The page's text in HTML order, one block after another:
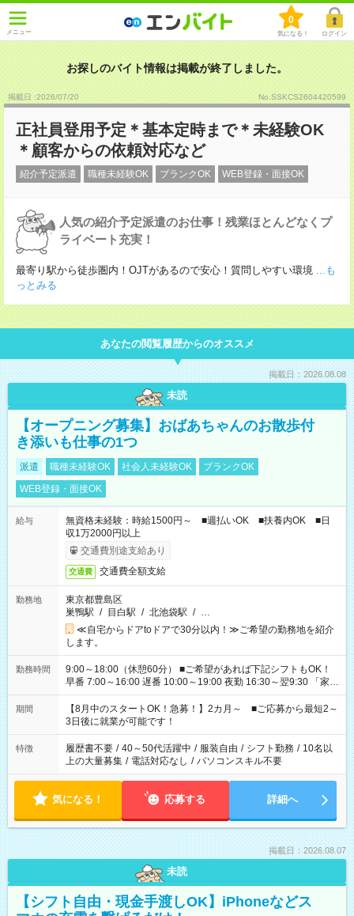
メニュー
0
気になる！ ログイン
お探しのバイト情報は掲載が終了しました。
掲載日 :2026/07/20 No.SSKCS2604420599
正社員登用予定＊基本定時まで＊未経験OK
＊顧客からの依頼対応など
紹介予定派遣 職種未経験OK ブランクOK WEB登録・面接OK
人気の紹介予定派遣のお仕事！残業ほとんどなくプ
ライベート充実！
最寄り駅から徒歩圏内！OJTがあるので安心！質問しやすい環境 ...も
っとみる
あなたの閲覧履歴からのオススメ
掲載日：2026.08.08
未読
【オープニング募集】おばあちゃんのお散歩付
き添いも仕事の1つ
派遣 職種未経験OK 社会人未経験OK
ブランクOK
WEB登録・面接OK
給与
無資格未経験：時給1500円～ ■週払いOK ■扶養内OK ■日
収1万2000円以上
交通費別途支給あり
交通費 交通費全額支給
勤務地
東京都豊島区
巣鴨駅 / 目白駅 / 北池袋駅 / …
≪自宅からドアtoドアで30分以内！≫ご希望の勤務地を紹介
します。
勤務時間
9:00～18:00（休憩60分） ■ご希望があれば下記シフトもOK！
早番 7:00～16:00 遅番 10:00～19:00 夜勤 16:30～翌9:30 「家族
と休みを合わせたい」 「余裕を持って夕飯の準備がしたい」
「できれば残業はしたくない」 など、ご希望を教えてください
ね。 ※Wワーク希望の方へ 今ご覧のお仕事で希望する勤務時間
と、もう1つのお仕事の勤務時間。 合計で週40時間を超える場
合は応募できません。
期間
【8月中のスタートOK！急募！】2カ月～ ■ご応募から最短2～
3日後に就業が可能です！
特徴 履歴書不要 / 40～50代活躍中 / 服装自由 / シフト勤務 / 10名以
上の大量募集 / 電話対応なし / パソコンスキル不要
気になる！ 応募する 詳細へ
掲載日：2026.08.07
未読
【シフト自由・現金手渡しOK】iPhoneなどス